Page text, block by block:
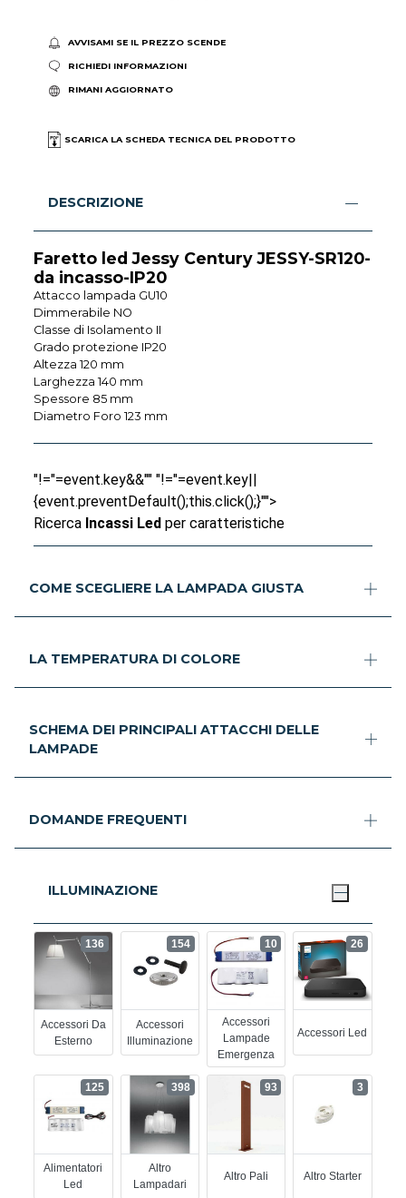
AVVISAMI SE IL PREZZO SCENDE
RICHIEDI INFORMAZIONI
RIMANI AGGIORNATO
SCARICA LA SCHEDA TECNICA DEL PRODOTTO
DESCRIZIONE
Faretto led Jessy Century JESSY-SR120-
da incasso-IP20
Attacco lampada GU10
Dimmerabile NO
Classe di Isolamento II
Grado protezione IP20
Altezza 120 mm
Larghezza 140 mm
Spessore 85 mm
Diametro Foro 123 mm
"!="=event.key&&"" "!="=event.key||
{event.preventDefault();this.click();}"">
Ricerca Incassi Ledper caratteristiche
COME SCEGLIERE LA LAMPADA GIUSTA
LA TEMPERATURA DI COLORE
SCHEMA DEI PRINCIPALI ATTACCHI DELLE
LAMPADE
DOMANDE FREQUENTI
ILLUMINAZIONE
Accessori Da
Esterno
136
Accessori
Illuminazione
154
Accessori
Lampade
Emergenza
10
Accessori Led
26
Alimentatori
Led
125
Altro
Lampadari
398
Altro Pali
93
Altro Starter
3